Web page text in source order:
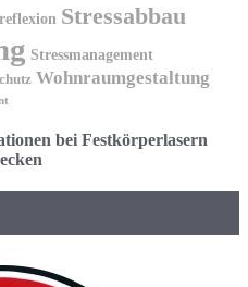
Stressabbau
Stressmanagement
Wohnraumgestaltung
bei Festkörperlasern